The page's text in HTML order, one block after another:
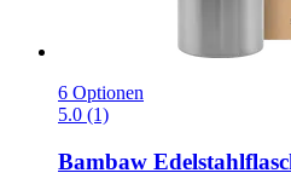
6 Optionen
5.0 (1)
Bambaw